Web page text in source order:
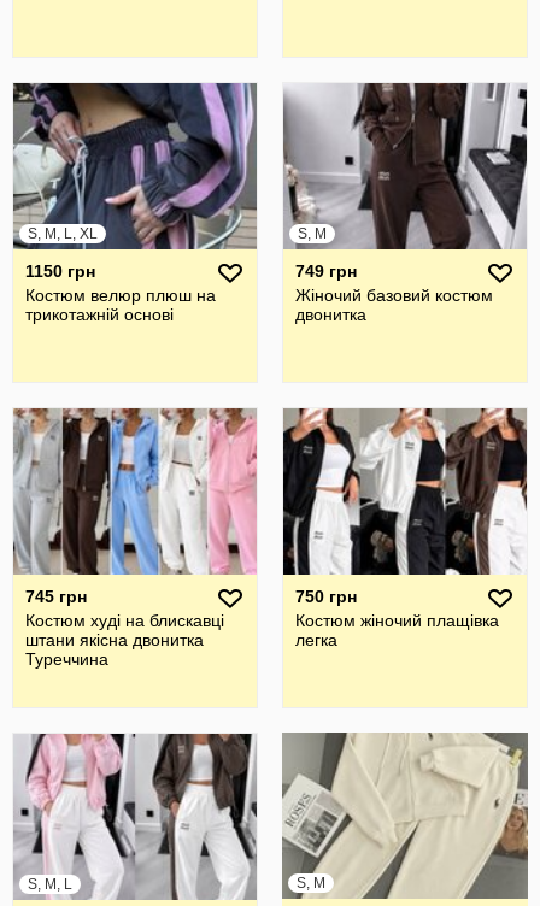
S, M, L, XL
1150 грн
Костюм велюр плюш на
трикотажній основі
S, M
749 грн
Жіночий базовий костюм
двонитка
745 грн
Костюм худі на блискавці
штани якісна двонитка
Туреччина
750 грн
Костюм жіночий плащівка
легка
S, M, L S, M